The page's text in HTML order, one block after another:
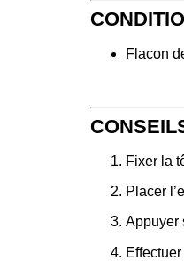
Flacon
Fixer la
Placer
Appuyer